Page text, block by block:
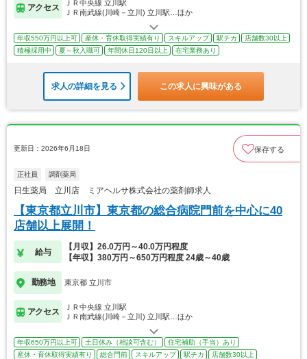
アクセス
ＪＲ中央線 立川駅
ＪＲ南武線(川崎－立川) 立川駅…ほか
年収550万円以上可 産休・育休取得実績有り スキルアップ 駅チカ
店舗数30以上
積極採用中
夏～秋入職可 年間休日120日以上 在宅業務あり
求人の詳細を見る この求人に興味がある
更新日：2026年6月18日 保存する
正社員 調剤薬局
日生薬局 立川店 ミアヘルサ株式会社の薬剤師求人
【東京都立川市】東京都の総合病院門前を中心に40
店舗以上展開！
給与
【月収】26.0万円～40.0万円程度
【年収】380万円～650万円程度 24歳～40歳
勤務地 東京都 立川市
アクセス
ＪＲ中央線 立川駅
ＪＲ南武線(川崎－立川) 立川駅…ほか
年収650万円以上可 土日休み（相談可含む）
住宅補助（手当）あり
産休・育休取得実績有り
総合門前 スキルアップ 駅チカ
店舗数30以上